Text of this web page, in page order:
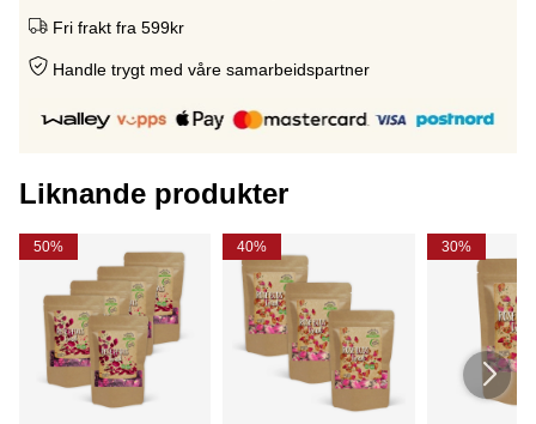
Fri frakt fra 599kr
Handle trygt med våre samarbeidspartner
Liknande produkter
50% 40% 30%